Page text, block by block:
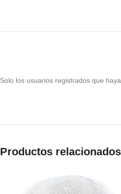
Solo los usuarios registrados que
Productos relacionados